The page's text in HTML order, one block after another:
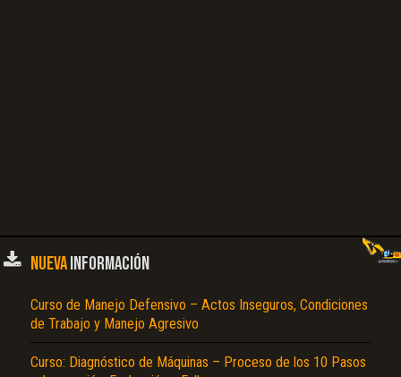
NUEVAINFORMACIÓN
Curso de Manejo Defensivo – Actos Inseguros, Condiciones
de Trabajo y Manejo Agresivo
Curso: Diagnóstico de Máquinas – Proceso de los 10 Pasos